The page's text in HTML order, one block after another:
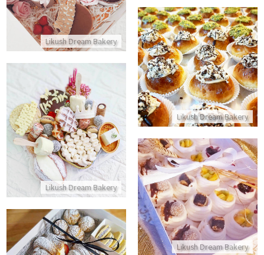
Likush Dream Bakery
התקשר/י
Likush Dream Bakery
סופגניות בריוש אפויות לחנוכה עם משלוחים
התקשר/י
Likush Dream Bakery
מארז פינוק
התקשר/י
Likush Dream Bakery
מארז פבלובות אישיות
התקשר/י